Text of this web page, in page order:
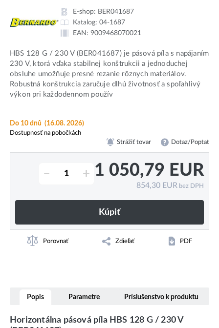
E-shop: BER041687
Katalog: 04-1687
EAN: 9009468070021
HBS 128 G / 230 V (BER041687) je pásová píla s napájaním
230 V, ktorá vďaka stabilnej konštrukcii a jednoduchej
obsluhe umožňuje presné rezanie rôznych materiálov.
Robustná konštrukcia zaručuje dlhú životnosť a spoľahlivý
výkon pri každodennom použív
Do 10 dnů (16.08. 2026)
Dostupnosť na pobočkách
Strážiť tovar Dotaz/Poptat
– + 1 050,79 EUR
854,30 EUR bez DPH
Kúpiť
Porovnať Zdieľať PDF
Popis Parametre Príslušenstvo k produktu
Horizontálna pásová píla HBS 128 G / 230 V